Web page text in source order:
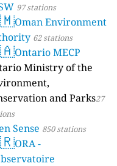
97 stations
Oman Environment
62 stations
Ontario MECP
Ministry of the
and Parks27
Sense 850 stations
ORA -